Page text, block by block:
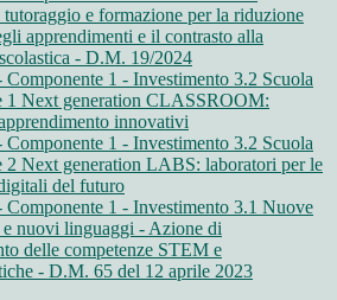
e formazione per la riduzione
apprendimenti e il contrasto alla
- D.M. 19/2024
Componente 1 - Investimento 3.2 Scuola
1 Next generation CLASSROOM:
innovativi
Componente 1 - Investimento 3.2 Scuola
2 Next generation LABS: laboratori per le
del futuro
Componente 1 - Investimento 3.1 Nuove
e nuovi linguaggi - Azione di
delle competenze STEM e
- D.M. 65 del 12 aprile 2023